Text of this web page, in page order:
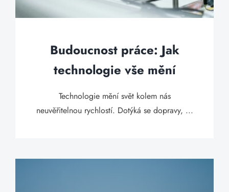
Budoucnost práce: Jak
technologie vše mění
Technologie mění svět kolem nás
neuvěřitelnou rychlostí. Dotýká se dopravy, ...